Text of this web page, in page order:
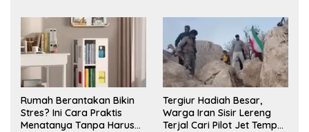
Rumah Berantakan Bikin
Stres? Ini Cara Praktis
Menatanya Tanpa Harus
Tergiur Hadiah Besar,
Warga Iran Sisir Lereng
Terjal Cari Pilot Jet Tempur